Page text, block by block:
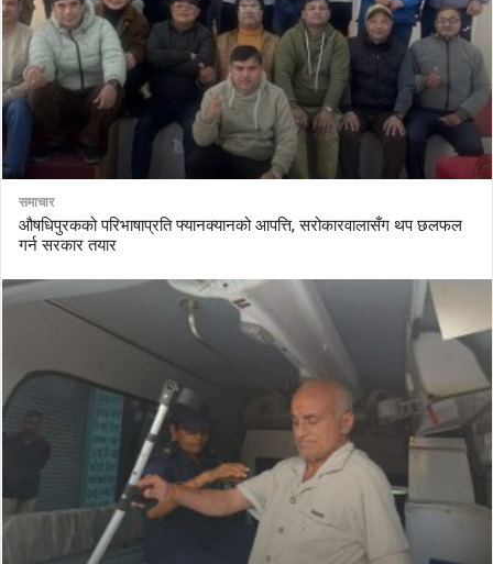
समाचार
औषधिपुरकको परिभाषाप्रति फ्यानक्यानको आपत्ति, सरोकारवालासँग थप छलफल
गर्न सरकार तयार